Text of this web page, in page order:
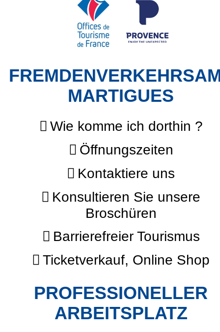
MARTIGUES
Wie komme ich dorthin ?
Öffnungszeiten
Kontaktiere uns
Konsultieren Sie unsere
Broschüren
Barrierefreier Tourismus
Ticketverkauf, Online Shop
PROFESSIONELLER
ARBEITSPLATZ